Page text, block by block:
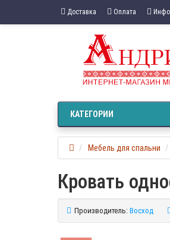
Доставка Оплата
КАТЕГОРИИ
Мебель для спальни
Кровать
Производитель: Восход